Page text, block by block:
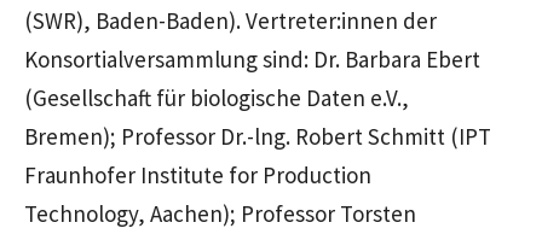
(SWR), Baden-Baden). Vertreter:innen der
Konsortialversammlung sind: Dr. Barbara Ebert
(Gesellschaft für biologische Daten e.V.,
Bremen); Professor Dr.-lng. Robert Schmitt (IPT
Fraunhofer Institute for Production
Technology, Aachen); Professor Torsten